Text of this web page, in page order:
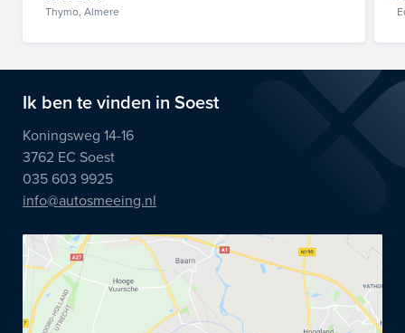
Thymo, Almere
Ik ben te vinden in Soest
Koningsweg 14-16
3762 EC Soest
035 603 9925
info@autosmeeing.nl